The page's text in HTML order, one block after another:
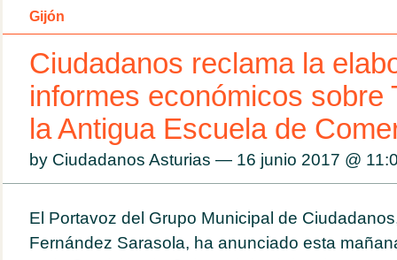
Gijón
Ciudadanos reclama la
informes económicos sobre
la Antigua Escuela de
by Ciudadanos Asturias — 16 junio 2017 @
El Portavoz del Grupo Municipal de
Fernández Sarasola, ha anunciado esta